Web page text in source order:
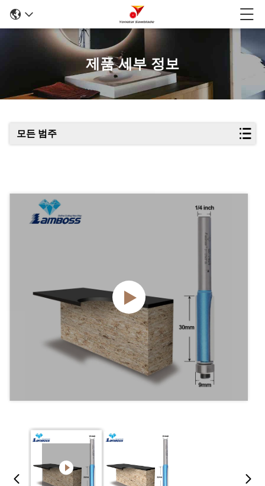
제품 세부 정보
모든 범주